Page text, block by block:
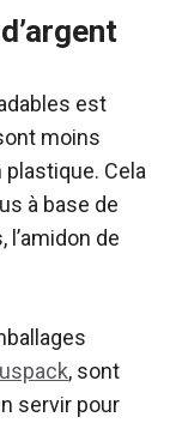
est
moins
Cela
à base de
de
, sont
servir pour